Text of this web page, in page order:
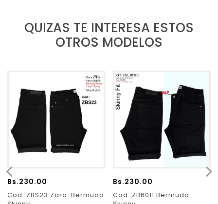
QUIZAS TE INTERESA ESTOS
OTROS MODELOS
Bs.230.00
Cod. ZBS23 Zara. Bermuda
Bs.230.00
Cod. ZB6011 Bermuda